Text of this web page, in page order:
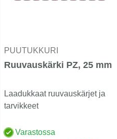
PUUTUKKURI
Ruuvauskärki PZ, 25 mm
Laadukkaat ruuvauskärjet ja
tarvikkeet
Varastossa